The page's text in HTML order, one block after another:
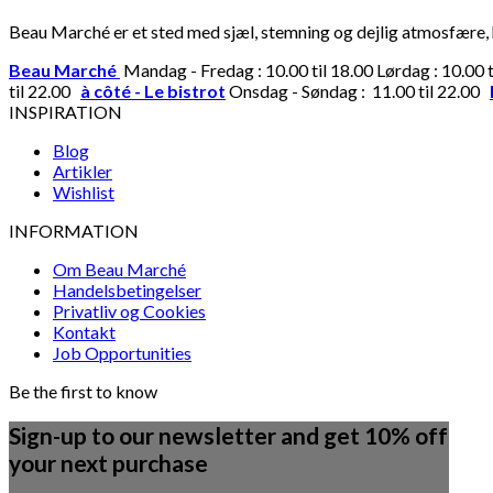
Beau Marché er et sted med sjæl, stemning og dejlig
Beau Marché Mandag - Fredag : 10.00 til 18.00 Lørdag :
til 22.00 à côté - Le bistrot Onsdag - Søndag : 11.00 til 22.00
INSPIRATION
Blog
Artikler
Wishlist
INFORMATION
Om Beau Marché
Handelsbetingelser
Privatliv og Cookies
Kontakt
Job Opportunities
Be the first to know
Sign-up to our newsletter and get 10% off
your next purchase